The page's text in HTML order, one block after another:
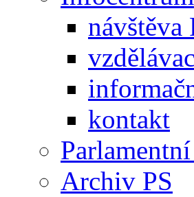
návštěva
kontakt
Archiv PS